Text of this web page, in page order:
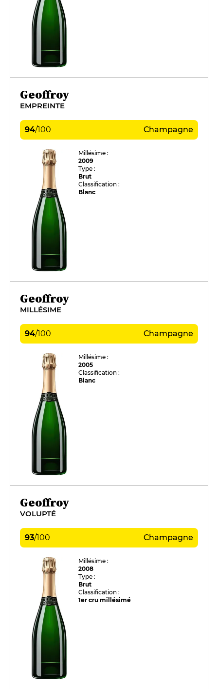
Geoffroy
EMPREINTE
94/100 Champagne
Millésime :
2009
Type :
Brut
Classification :
Blanc
Geoffroy
MILLÉSIME
94/100 Champagne
Millésime :
2005
Classification :
Blanc
Geoffroy
VOLUPTÉ
93/100 Champagne
Millésime :
2008
Type :
Brut
Classification :
1er cru millésimé